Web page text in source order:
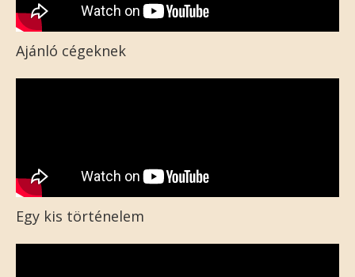
Ajánló cégeknek
Egy kis történelem